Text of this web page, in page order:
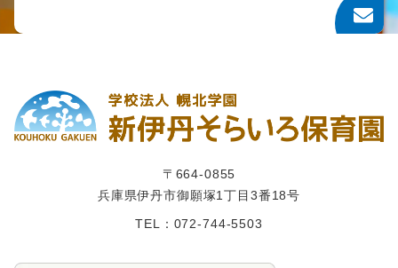
〒664-0855
兵庫県伊丹市御願塚1丁⽬3番18号
TEL：072-744-5503